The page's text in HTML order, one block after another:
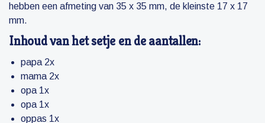
hebben een afmeting van 35 x 35 mm, de kleinste 17 x 17
mm.
Inhoud van het setje en de aantallen:
papa 2x
mama 2x
opa 1x
opa 1x
oppas 1x